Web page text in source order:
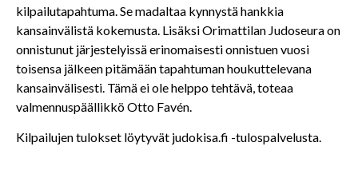
kilpailutapahtuma. Se madaltaa kynnystä hankkia
kansainvälistä kokemusta. Lisäksi Orimattilan Judoseura on
onnistunut järjestelyissä erinomaisesti onnistuen vuosi
toisensa jälkeen pitämään tapahtuman houkuttelevana
kansainvälisesti. Tämä ei ole helppo tehtävä, toteaa
valmennuspäällikkö Otto Favén.
Kilpailujen tulokset löytyvät judokisa.fi -tulospalvelusta.